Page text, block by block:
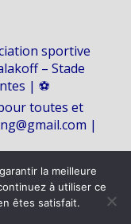
sportive
– Stade
| ⚽
toutes et
|
internet réalisé par
la meilleure
à utiliser ce
êtes satisfait.